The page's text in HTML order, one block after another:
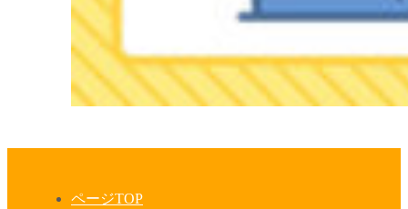
ページTOP